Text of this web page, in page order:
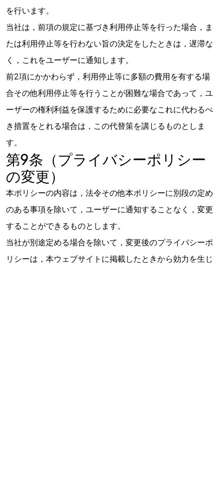
を行います。
当社は，前項の規定に基づき利用停止等を行った場合，ま
たは利用停止等を行わない旨の決定をしたときは，遅滞な
く，これをユーザーに通知します。
前2項にかかわらず，利用停止等に多額の費用を有する場
合その他利用停止等を行うことが困難な場合であって，ユ
ーザーの権利利益を保護するために必要なこれに代わるべ
き措置をとれる場合は，この代替策を講じるものとしま
す。
第9条（プライバシーポリシー
の変更）
本ポリシーの内容は，法令その他本ポリシーに別段の定め
のある事項を除いて，ユーザーに通知することなく，変更
することができるものとします。
当社が別途定める場合を除いて，変更後のプライバシーポ
リシーは，本ウェブサイトに掲載したときから効力を生じ
未来と可能性を
Let's Talk
©2024 SPLINE GLOBAL, All Rights Reserved.
特定商取引法に基づく表記
プライバシーポリシー